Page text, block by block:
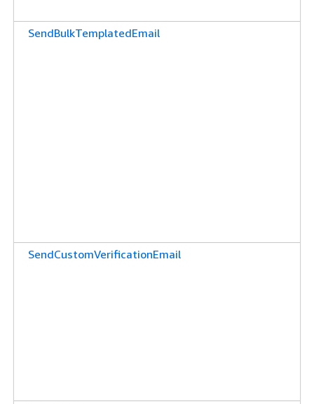
SendBulkTemplatedEmail
SendCustomVerificationEmail